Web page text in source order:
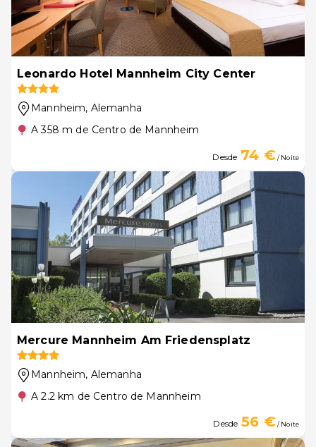
Leonardo Hotel Mannheim City Center
Mannheim, Alemanha
A 358 m de Centro de Mannheim
Desde 74 €/ Noite
Mercure Mannheim Am Friedensplatz
Mannheim, Alemanha
A 2.2 km de Centro de Mannheim
Desde 56 €/ Noite